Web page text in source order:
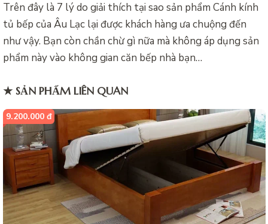
Trên đây là 7 lý do giải thích tại sao sản phẩm Cánh kính
tủ bếp của Âu Lạc lại được khách hàng ưa chuộng đến
như vậy. Bạn còn chần chừ gì nữa mà không áp dụng sản
phẩm này vào không gian căn bếp nhà bạn…
★ SẢN PHẨM LIÊN QUAN
9.200.000 đ